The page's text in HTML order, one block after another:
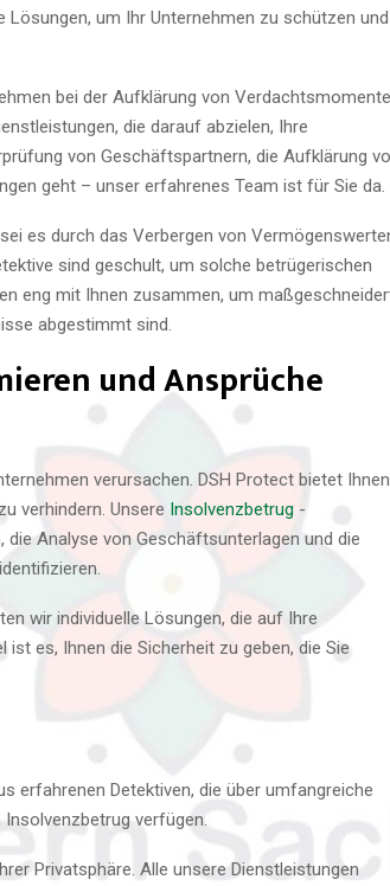
Lösungen, um Ihr Unternehmen zu schützen und
bei der Aufklärung von
die darauf abzielen, Ihre
von Geschäftspartnern, die Aufklärung
geht – unser erfahrenes Team ist für Sie da.
es durch das Verbergen von
sind geschult, um solche betrügerischen
eng mit Ihnen zusammen, um
abgestimmt sind.
und Ansprüche
verursachen. DSH Protect bietet
verhindern. Unsere Insolvenzbetrug -
Analyse von Geschäftsunterlagen und die
wir individuelle Lösungen, die auf Ihre
es, Ihnen die Sicherheit zu geben, die Sie
erfahrenen Detektiven, die über umfangreiche
verfügen.
Privatsphäre. Alle unsere Dienstleistungen